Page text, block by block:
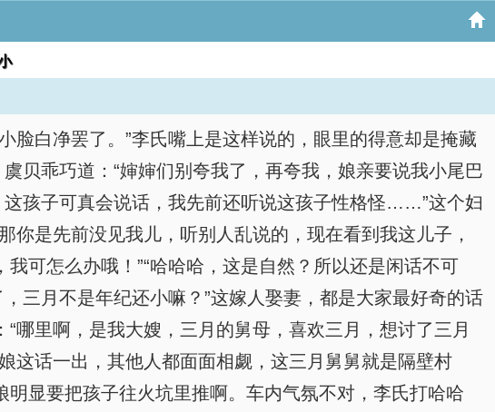
脸白净罢了。”李氏嘴上是这样说的，眼里的得意却是掩藏
贝乖巧道：“婶婶们别夸我了，再夸我，娘亲要说我小尾巴
孩子可真会说话，我先前还听说这孩子性格怪……”这个妇
你是先前没见我儿，听别人乱说的，现在看到我这儿子，
可怎么办哦！”“哈哈哈，这是自然？所以还是闲话不可
三月不是年纪还小嘛？”这嫁人娶妻，都是大家最好奇的话
哪里啊，是我大嫂，三月的舅母，喜欢三月，想讨了三月
这话一出，其他人都面面相觑，这三月舅舅就是隔壁村
显要把孩子往火坑里推啊。车内气氛不对，李氏打哈哈